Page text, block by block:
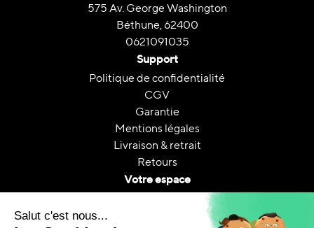
575 Av. George Washington
Béthune, 62400
0621091035
Support
Politique de confidentialité
CGV
Garantie
Mentions légales
Livraison & retrait
Retours
Votre espace